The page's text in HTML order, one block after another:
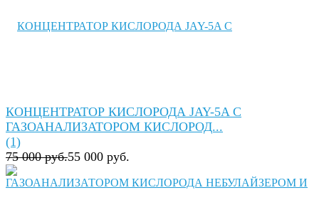
КОНЦЕНТРАТОР КИСЛОРОДА JAY-5A C
ГАЗОАНАЛИЗАТОРОМ КИСЛОРОД...
(1)
75 000 руб.55 000 руб.